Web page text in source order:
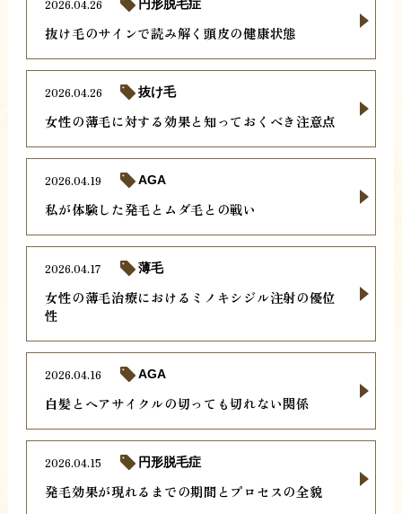
抜け毛のサインで読み解く頭皮の健康状態
2026.04.26 円形脱毛症
女性の薄毛に対する効果と知っておくべき注意点
2026.04.26 抜け毛
私が体験した発毛とムダ毛との戦い
2026.04.19 AGA
女性の薄毛治療におけるミノキシジル注射の優位
性
2026.04.17 薄毛
白髪とヘアサイクルの切っても切れない関係
2026.04.16 AGA
発毛効果が現れるまでの期間とプロセスの全貌
2026.04.15 円形脱毛症